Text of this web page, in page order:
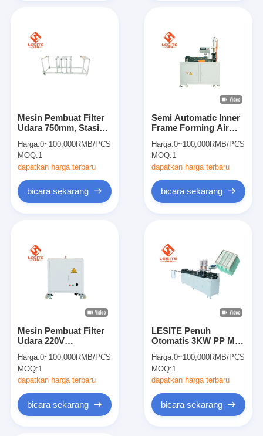
Mesin Pembuat Filter
Udara 750mm, Stasiun
Merakit Filter
Harga:0~100,000RMB/PCS
MOQ:1
dapatkan harga terbaru
bicara sekarang
Semi Automatic Inner
Frame Forming Air
Machine 220V
Harga:0~100,000RMB/PCS
MOQ:1
dapatkan harga terbaru
bicara sekarang
Mesin Pembuat Filter
Udara 220V
Industri, Mesin Nailer
Otomatis
Harga:0~100,000RMB/PCS
MOQ:1
dapatkan harga terbaru
bicara sekarang
LESITE Penuh
Otomatis 3KW PP Melt
Untuk Bingkai Luar
Harga:0~100,000RMB/PCS
MOQ:1
dapatkan harga terbaru
bicara sekarang